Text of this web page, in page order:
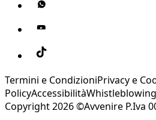
Termini e CondizioniPrivacy e
PolicyAccessibilitàWhistleblowing
Copyright 2026 ©Avvenire P.Iva